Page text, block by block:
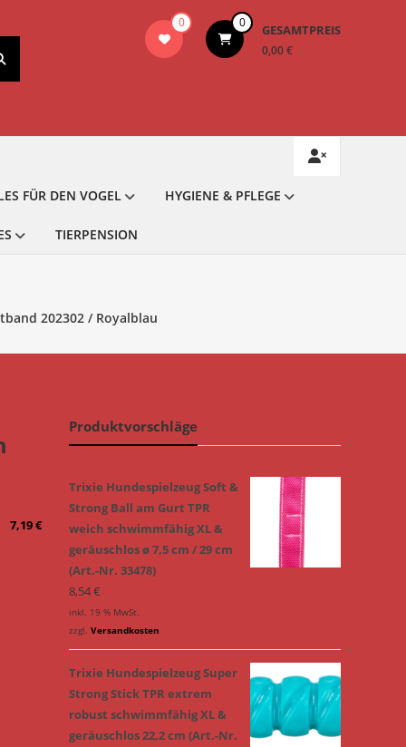
0 0 GESAMTPREIS
0,00 €
FÜR DEN VOGEL HYGIENE & PFLEGE
TIERPENSION
202302 / Royalblau
7,19€
Produktvorschläge
Trixie Hundespielzeug Soft &
Strong Ball am Gurt TPR
weich schwimmfähig XL &
geräuschlos ø 7,5 cm / 29 cm
(Art.-Nr. 33478)
8,54€
inkl. 19 % MwSt.
zzgl. Versandkosten
Trixie Hundespielzeug Super
Strong Stick TPR extrem
robust schwimmfähig XL &
geräuschlos 22,2 cm (Art.-Nr.